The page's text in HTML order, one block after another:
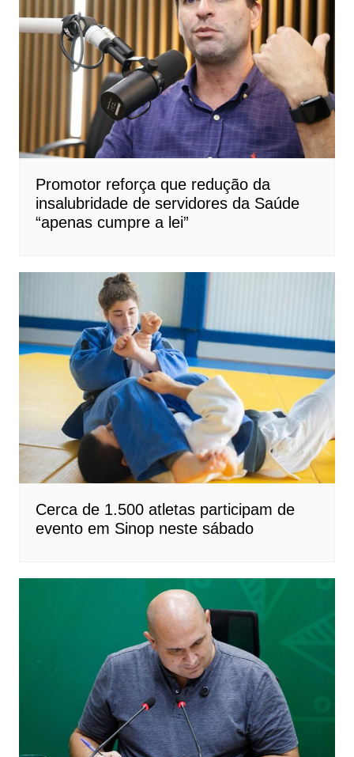
Promotor reforça que redução da
insalubridade de servidores da Saúde
“apenas cumpre a lei”
Cerca de 1.500 atletas participam de
evento em Sinop neste sábado